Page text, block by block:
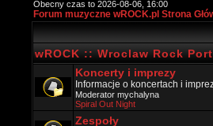
Obecny czas to 2026-08-06, 16:00
Forum muzyczne wROCK.pl Strona
wROCK :: Wroclaw Rock
Koncerty i imprezy
Informacje o koncertach i
Moderator mychalyna
Spiral Out Night
Zespoły